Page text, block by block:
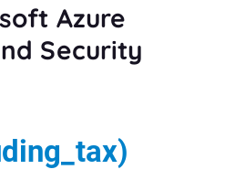
Azure
Security